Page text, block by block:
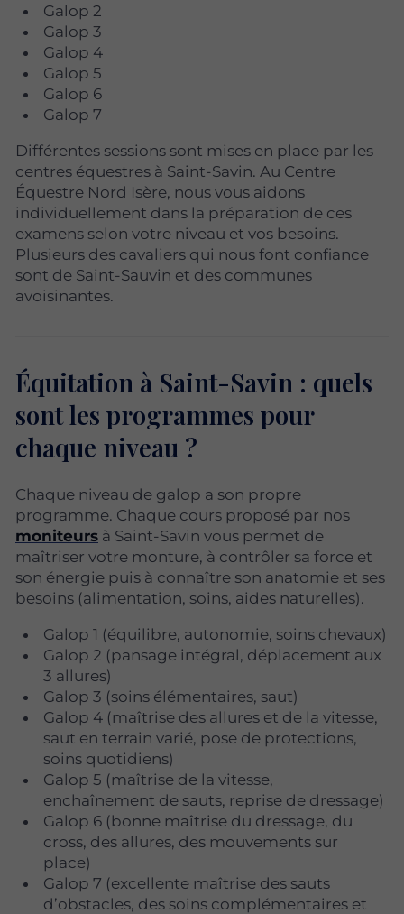
Galop 2
Galop 3
Galop 4
Galop 5
Galop 6
Galop 7
Différentes sessions sont mises en place par les
centres équestres à Saint-Savin. Au Centre
Équestre Nord Isère, nous vous aidons
individuellement dans la préparation de ces
examens selon votre niveau et vos besoins.
Plusieurs des cavaliers qui nous font confiance
sont de Saint-Sauvin et des communes
avoisinantes.
Équitation à Saint-Savin : quels
sont les programmes pour
chaque niveau ?
Chaque niveau de galop a son propre
programme. Chaque cours proposé par nos
moniteurs à Saint-Savin vous permet de
maîtriser votre monture, à contrôler sa force et
son énergie puis à connaître son anatomie et ses
besoins (alimentation, soins, aides naturelles).
Galop 1 (équilibre, autonomie, soins chevaux)
Galop 2 (pansage intégral, déplacement aux
3 allures)
Galop 3 (soins élémentaires, saut)
Galop 4 (maîtrise des allures et de la vitesse,
saut en terrain varié, pose de protections,
soins quotidiens)
Galop 5 (maîtrise de la vitesse,
enchaînement de sauts, reprise de dressage)
Galop 6 (bonne maîtrise du dressage, du
cross, des allures, des mouvements sur
place)
Galop 7 (excellente maîtrise des sauts
d’obstacles, des soins complémentaires et